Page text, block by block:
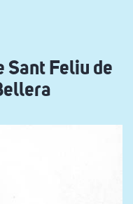
Sant Feliu de